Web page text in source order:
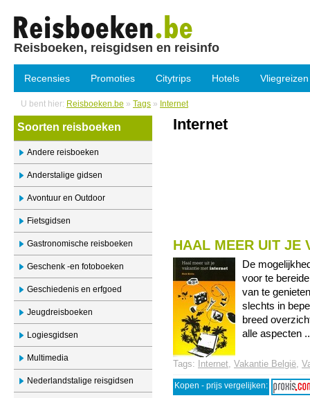
Reisboeken, reisgidsen en reisinfo
Recensies Promoties Citytrips Hotels Vliegreizen
U bent hier: Reisboeken.be » Tags » Internet
Soorten reisboeken
Andere reisboeken
Anderstalige gidsen
Avontuur en Outdoor
Fietsgidsen
Gastronomische reisboeken
Geschenk -en fotoboeken
Geschiedenis en erfgoed
Jeugdreisboeken
Logiesgidsen
Multimedia
Nederlandstalige reisgidsen
Internet
HAAL MEER UIT JE
De
voor te
van te
slechts in
breed
alle aspecten
Tags: Internet, Vakantie België,
Kopen - prijs vergelijken: